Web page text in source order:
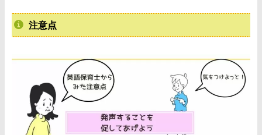
注意点